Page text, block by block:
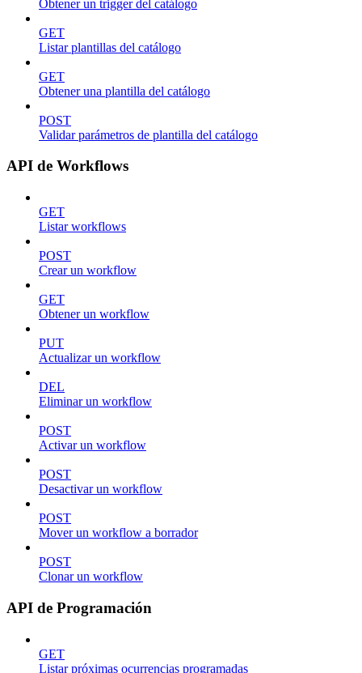
Obtener un trigger del catálogo
GET
Listar plantillas del catálogo
GET
Obtener una plantilla del catálogo
POST
Validar parámetros de plantilla del catálogo
API de Workflows
GET
Listar workflows
POST
Crear un workflow
GET
Obtener un workflow
PUT
Actualizar un workflow
DEL
Eliminar un workflow
POST
Activar un workflow
POST
Desactivar un workflow
POST
Mover un workflow a borrador
POST
Clonar un workflow
API de Programación
GET
Listar próximas ocurrencias programadas